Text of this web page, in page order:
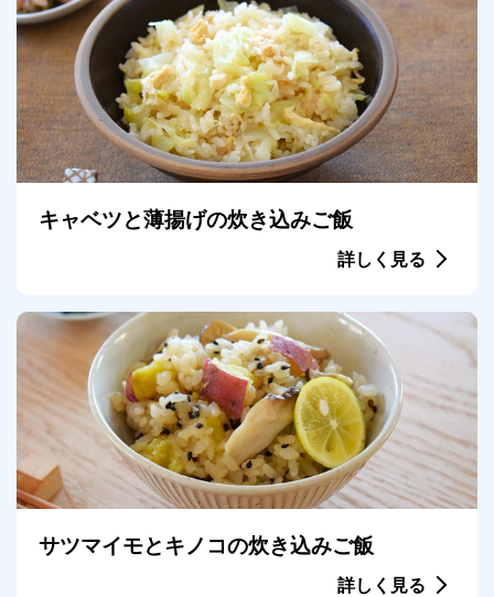
キャベツと薄揚げの炊き込みご飯
詳しく見る
サツマイモとキノコの炊き込みご飯
詳しく見る